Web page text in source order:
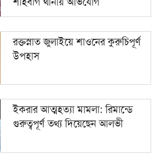
রক্তস্নাত জুলাইয়ে শাওনের কুরুচিপূর্ণ
উপহাস
ইকরার আত্মহত্যা মামলা: রিমান্ডে
গুরুত্বপূর্ণ তথ্য দিয়েছেন আলভী